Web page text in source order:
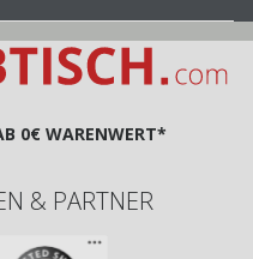
0€ WARENWERT*
& PARTNER